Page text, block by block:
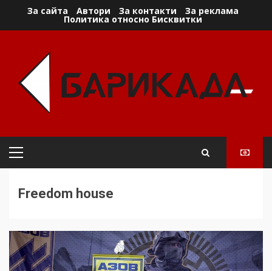
За сайта Автори За контакти За реклама
Политика относно Бисквитки
Primary
Freedom house